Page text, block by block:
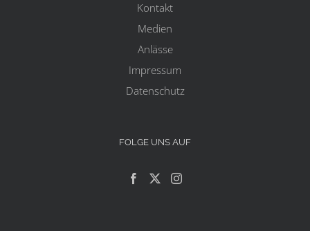
Kontakt
Medien
Anlässe
Impressum
Datenschutz
FOLGE UNS AUF